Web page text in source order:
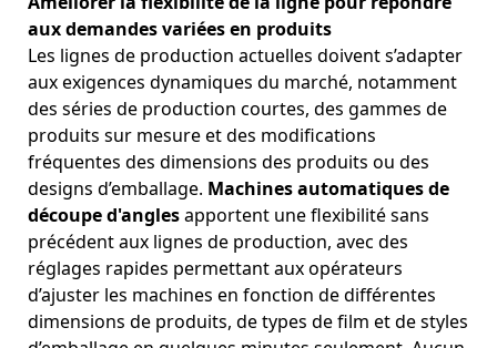
aux demandes variées en produits
Les lignes de production actuelles doivent s’adapter
aux exigences dynamiques du marché, notamment
des séries de production courtes, des gammes de
produits sur mesure et des modifications
fréquentes des dimensions des produits ou des
designs d’emballage. Machines automatiques de
découpe d'anglesapportent une flexibilité sans
précédent aux lignes de production, avec des
réglages rapides permettant aux opérateurs
d’ajuster les machines en fonction de différentes
dimensions de produits, de types de film et de styles